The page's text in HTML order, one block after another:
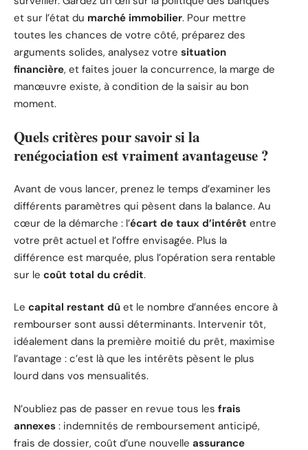
et sur l’état du marché immobilier. Pour mettre
toutes les chances de votre côté, préparez des
arguments solides, analysez votre situation
financière, et faites jouer la concurrence, la marge de
manœuvre existe, à condition de la saisir au bon
moment.
Quels critères pour savoir si la
renégociation est vraiment avantageuse ?
Avant de vous lancer, prenez le temps d’examiner les
différents paramètres qui pèsent dans la balance. Au
cœur de la démarche : l’écart de taux d’intérêt entre
votre prêt actuel et l’offre envisagée. Plus la
différence est marquée, plus l’opération sera rentable
sur le coût total du crédit.
Le capital restant dû et le nombre d’années encore à
rembourser sont aussi déterminants. Intervenir tôt,
idéalement dans la première moitié du prêt, maximise
l’avantage : c’est là que les intérêts pèsent le plus
lourd dans vos mensualités.
N’oubliez pas de passer en revue tous les frais
annexes : indemnités de remboursement anticipé,
frais de dossier, coût d’une nouvelle assurance